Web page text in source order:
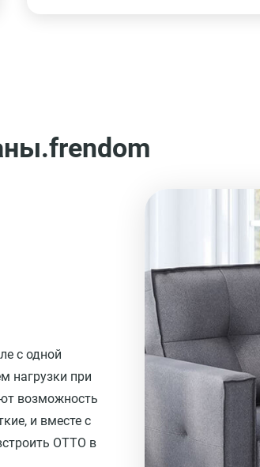
с одной
нагрузки при
возможность
и вместе с
ОТТО в